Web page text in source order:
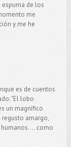
espuma de los
me
y me he
es de cuentos
"El lobo
un magnífico
amargo,
como